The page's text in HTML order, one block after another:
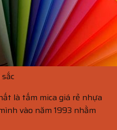
là tấm mica giá rẻ nhựa
vào năm 1993 nhằm